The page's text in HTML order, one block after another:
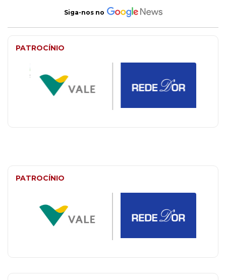
Siga-nos no
PATROCÍNIO
PATROCÍNIO